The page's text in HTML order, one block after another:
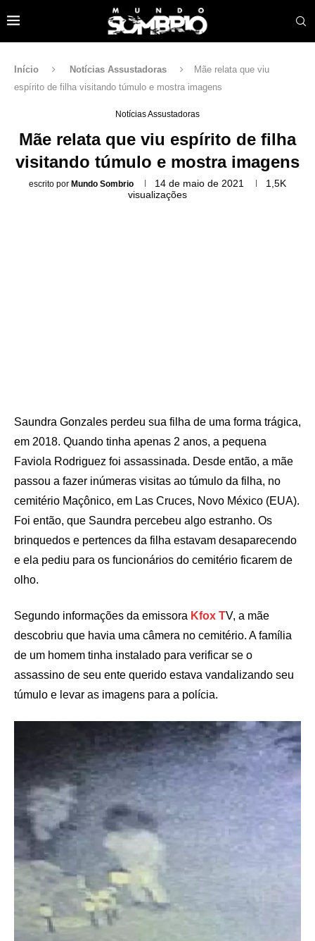
Início Notícias Assustadoras
Mãe relata que viu
espírito de filha visitando túmulo e mostra imagens
Notícias Assustadoras
Mãe relata que viu espírito de filha
visitando túmulo e mostra imagens
escrito por Mundo Sombrio 14 de maio de 2021
1,5K
visualizações
Saundra Gonzales perdeu sua filha de uma forma trágica,
em 2018. Quando tinha apenas 2 anos, a pequena
Faviola Rodriguez foi assassinada. Desde então, a mãe
passou a fazer inúmeras visitas ao túmulo da filha, no
cemitério Maçônico, em Las Cruces, Novo México (EUA).
Foi então, que Saundra percebeu algo estranho. Os
brinquedos e pertences da filha estavam desaparecendo
e ela pediu para os funcionários do cemitério ficarem de
olho.
Segundo informações da emissora Kfox TV, a mãe
descobriu que havia uma câmera no cemitério. A família
de um homem tinha instalado para verificar se o
assassino de seu ente querido estava vandalizando seu
túmulo e levar as imagens para a polícia.